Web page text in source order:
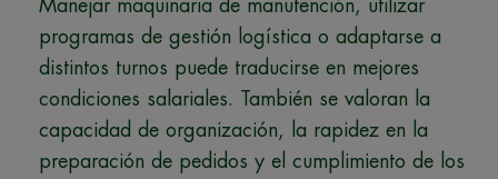
Manejar maquinaria de manutención, utilizar
programas de gestión logística o adaptarse a
distintos turnos puede traducirse en mejores
condiciones salariales. También se valoran la
capacidad de organización, la rapidez en la
preparación de pedidos y el cumplimiento de los